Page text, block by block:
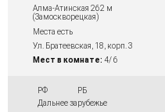
Алма-Атинская 262 м
(Замоскворецкая)
Места есть
Ул. Братеевская, 18, корп. 3
Мест в комнате: 4/ 6
РФ
РБ
Дальнее зарубежье